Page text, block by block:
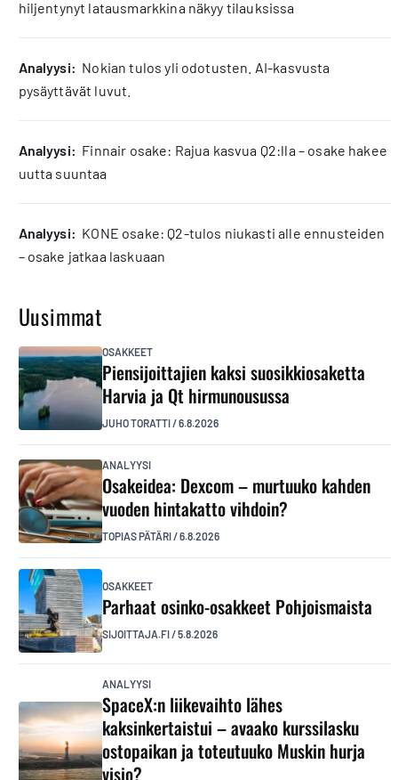
hiljentynyt latausmarkkina näkyy tilauksissa
analyysi: Nokian tulos yli odotusten. AI-kasvusta
pysäyttävät luvut.
analyysi: Finnair osake: Rajua kasvua Q2:lla – osake hakee
uutta suuntaa
analyysi: KONE osake: Q2-tulos niukasti alle ennusteiden
– osake jatkaa laskuaan
Uusimmat
OSAKKEET
Piensijoittajien kaksi suosikkiosaketta
Harvia ja Qt hirmunousussa
JUHO TORATTI/6.8.2026
ANALYYSI
Osakeidea: Dexcom – murtuuko kahden
vuoden hintakatto vihdoin?
TOPIAS PÄTÄRI/6.8.2026
OSAKKEET
Parhaat osinko-osakkeet Pohjoismaista
SIJOITTAJA.FI/5.8.2026
ANALYYSI
SpaceX:n liikevaihto lähes
kaksinkertaistui – avaako kurssilasku
ostopaikan ja toteutuuko Muskin hurja
visio?